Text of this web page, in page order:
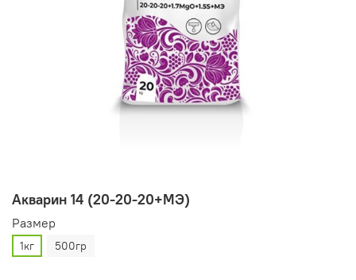
Акварин 14 (20-20-20+МЭ)
Pазмер
1кг 500гр